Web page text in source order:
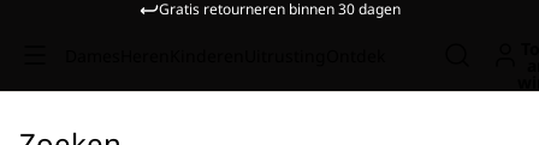
Gratis retourneren binnen 30 dagen